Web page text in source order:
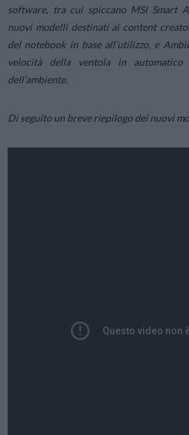
software, tra cui spiccano MSI Smart
nuovi modelli destinati ai content
del notebook in base all’utilizzo, e
velocità della ventola in
dell’ambiente.
Di seguito un breve riepilogo dei nuovi